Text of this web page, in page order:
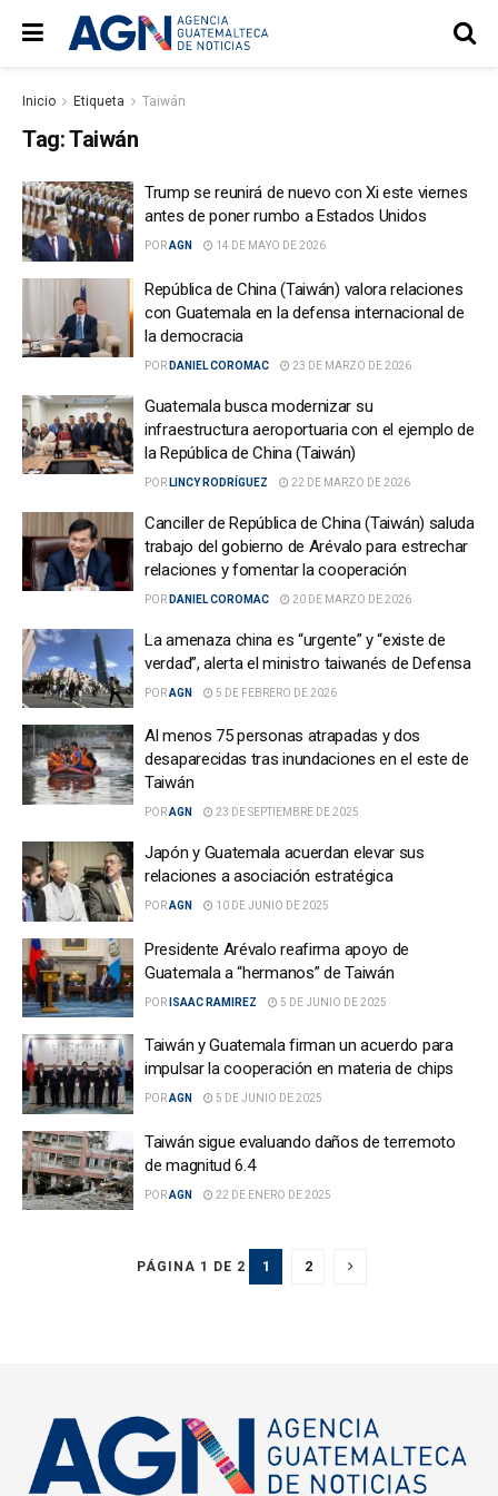
Inicio Etiqueta Taiwán
Tag:Taiwán
Trump se reunirá de nuevo con Xi este viernes
antes de poner rumbo a Estados Unidos
PORAGN 14 DE MAYO DE 2026
República de China (Taiwán) valora relaciones
con Guatemala en la defensa internacional de
la democracia
POR DANIEL COROMAC 23 DE MARZO DE 2026
Guatemala busca modernizar su
infraestructura aeroportuaria con el ejemplo de
la República de China (Taiwán)
POR LINCY RODRÍGUEZ 22 DE MARZO DE 2026
Canciller de República de China (Taiwán) saluda
trabajo del gobierno de Arévalo para estrechar
relaciones y fomentar la cooperación
POR DANIEL COROMAC 20 DE MARZO DE 2026
La amenaza china es “urgente” y “existe de
verdad”, alerta el ministro taiwanés de Defensa
PORAGN 5 DE FEBRERO DE 2026
Al menos 75 personas atrapadas y dos
desaparecidas tras inundaciones en el este de
Taiwán
PORAGN 23 DE SEPTIEMBRE DE 2025
Japón y Guatemala acuerdan elevar sus
relaciones a asociación estratégica
PORAGN 10 DE JUNIO DE 2025
Presidente Arévalo reafirma apoyo de
Guatemala a “hermanos” de Taiwán
POR ISAAC RAMIREZ 5 DE JUNIO DE 2025
Taiwán y Guatemala firman un acuerdo para
impulsar la cooperación en materia de chips
PORAGN 5 DE JUNIO DE 2025
Taiwán sigue evaluando daños de terremoto
de magnitud 6.4
PORAGN 22 DE ENERO DE 2025
PÁGINA 1 DE 2 1 2